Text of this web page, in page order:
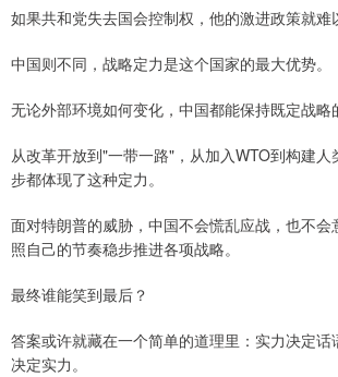
如果共和党失去国会控制权，他的激进政策就难
中国则不同，战略定力是这个国家的最大优势。
无论外部环境如何变化，中国都能保持既定战略
从改革开放到"一带一路"，从加入WTO到构建
步都体现了这种定力。
面对特朗普的威胁，中国不会慌乱应战，也不
照自己的节奏稳步推进各项战略。
最终谁能笑到最后？
答案或许就藏在一个简单的道理里：实力决定话
决定实力。